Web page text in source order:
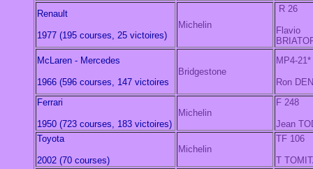
Renault
1977 (195 courses, 25 victoires)
Michelin
R 26
Flavio
McLaren - Mercedes
1966 (596 courses, 147 victoires
Bridgestone
MP4-21*
Ron
Ferrari
1950 (723 courses, 183 victoires)
Michelin
F 248
Jean
Toyota
2002 (70 courses)
Michelin
TF 106
T